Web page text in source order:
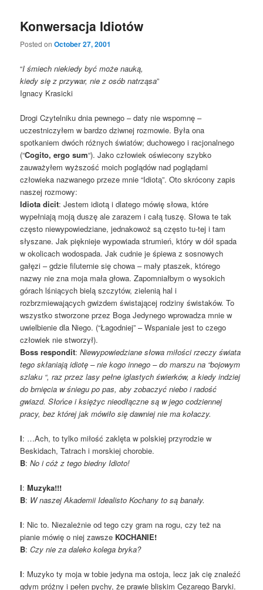
Konwersacja Idiotów
Posted onOctober 27, 2001
“I śmiech niekiedy być może nauką,
kiedy się z przywar, nie z osób natrząsa”
Ignacy Krasicki
Drogi Czytelniku dnia pewnego – daty nie wspomnę –
uczestniczyłem w bardzo dziwnej rozmowie. Była ona
spotkaniem dwóch różnych światów; duchowego i racjonalnego
(“Cogito, ergo sum“). Jako człowiek oświecony szybko
zauważyłem wyższość moich poglądów nad poglądami
człowieka nazwanego przeze mnie “Idiotą”. Oto skrócony zapis
naszej rozmowy:
Idiota dicit: Jestem idiotą i dlatego mówię słowa, które
wypełniają moją duszę ale zarazem i całą tuszę. Słowa te tak
często niewypowiedziane, jednakowoż są często tu-tej i tam
słyszane. Jak pięknieje wypowiada strumień, który w dół spada
w okolicach wodospada. Jak cudnie je śpiewa z sosnowych
gałęzi – gdzie filuternie się chowa – mały ptaszek, którego
nazwy nie zna moja mała głowa. Zapomniałbym o wysokich
górach lśniących bielą szczytów, zielenią hal i
rozbrzmiewających gwizdem świstającej rodziny świstaków. To
wszystko stworzone przez Boga Jedynego wprowadza mnie w
uwielbienie dla Niego. (“Łagodniej” – Wspaniale jest to czego
człowiek nie stworzył).
Boss respondit:Niewypowiedziane słowa miłości rzeczy świata
tego skłaniają idiotę – nie kogo innego – do marszu na “bojowym
szlaku “, raz przez lasy pełne iglastych świerków, a kiedy indziej
do brnięcia w śniegu po pas, aby zobaczyć niebo i radość
gwiazd. Słońce i księżyc nieodłączne są w jego codziennej
pracy, bez której jak mówiło się dawniej nie ma kołaczy.
I: …Ach, to tylko miłość zaklęta w polskiej przyrodzie w
Beskidach, Tatrach i morskiej chorobie.
B:No i cóż z tego biedny Idioto!
I:Muzyka!!!
B: W naszej Akademii Idealisto Kochany to są banały.
I: Nic to. Niezależnie od tego czy gram na rogu, czy też na
pianie mówię o niej zawsze KOCHANIE!
B:Czy nie za daleko kolega bryka?
I: Muzyko ty moja w tobie jedyna ma ostoja, lecz jak cię znaleźć
gdym próżny i pełen pychy, że prawie bliskim Cezarego Baryki.